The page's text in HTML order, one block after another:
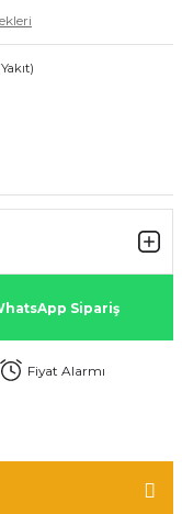
Sipariş
Fiyat Alarmı